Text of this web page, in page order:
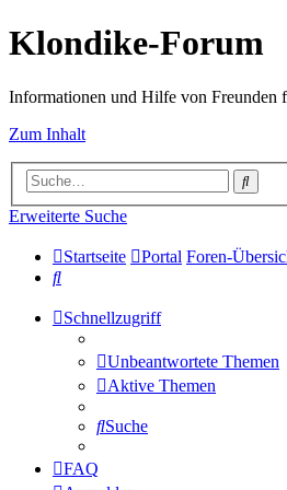
Klondike-Forum
Informationen und Hilfe von Freunden
Zum Inhalt
Suche
Erweiterte Suche
Startseite Portal Foren-
Suche
Schnellzugriff
Unbeantwortete Themen
Aktive Themen
Suche
FAQ